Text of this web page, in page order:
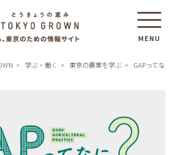
MENU
学ぶ・働く 東京の農業を学ぶ
GAPってな